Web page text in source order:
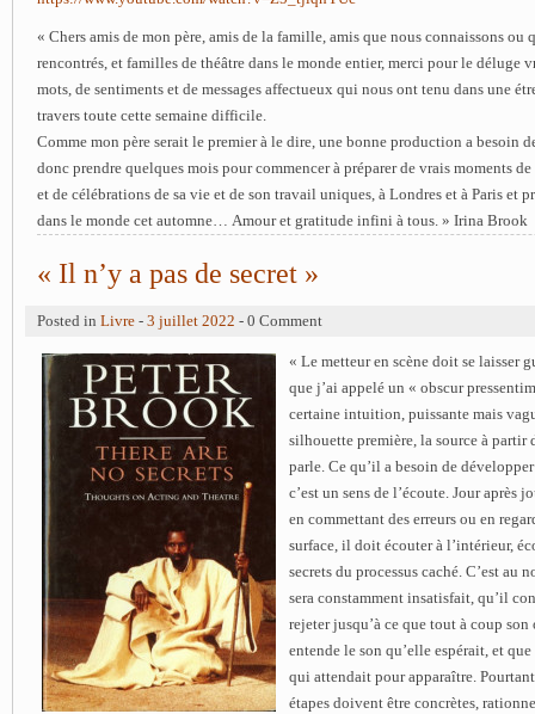
« Chers amis de mon père, amis de la famille, amis que nous connaissons ou
rencontrés, et familles de théâtre dans le monde entier, merci pour le déluge
mots, de sentiments et de messages affectueux qui nous ont tenu dans une
travers toute cette semaine difficile.
Comme mon père serait le premier à le dire, une bonne production a besoin
donc prendre quelques mois pour commencer à préparer de vrais moments
et de célébrations de sa vie et de son travail uniques, à Londres et à Paris et
dans le monde cet automne… Amour et gratitude infini à tous. » Irina Brook
« Il n’y a pas de secret »
Posted in Livre - 3 juillet 2022 - 0 Comment
« Le metteur en scène doit se laisser
que j’ai appelé un « obscur
certaine intuition, puissante mais
silhouette première, la source à
parle. Ce qu’il a besoin de
c’est un sens de l’écoute. Jour après
en commettant des erreurs ou en
surface, il doit écouter à l’intérieur,
secrets du processus caché. C’est au
sera constamment insatisfait, qu’il
rejeter jusqu’à ce que tout à coup
entende le son qu’elle espérait, et
qui attendait pour apparaître.
étapes doivent être concrètes,